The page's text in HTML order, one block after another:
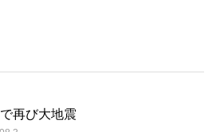
再び大地震